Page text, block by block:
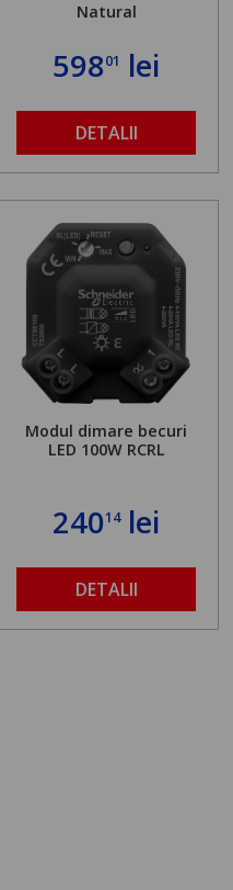
Natural
59801 lei
DETALII
Modul dimare becuri
LED 100W RCRL
24014lei
DETALII